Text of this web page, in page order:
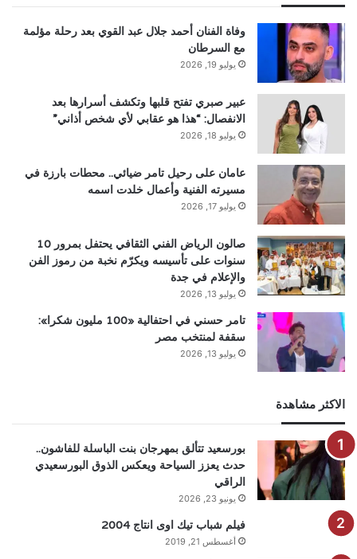
وفاة الفنان أحمد جلال عبد القوي بعد رحلة مؤلمة
مع السرطان
يوليو 19, 2026
عبير صبري تفتح قلبها وتكشف أسرارها بعد
الانفصال: “هذا هو عقابي لأي شخص أذاني”
يوليو 18, 2026
عامان على رحيل تامر ضيائي.. محطات بارزة في
مسيرته الفنية وأعمال خلدت اسمه
يوليو 17, 2026
صالون الرياض الفني الثقافي يحتفل بمرور 10
سنوات على تأسيسه ويكرّم نخبة من رموز الفن
والإعلام في جدة
يوليو 13, 2026
تامر حسني في احتفالية «100 مليون شكرا»:
سقفة لمنتخب مصر
يوليو 13, 2026
الاكثر مشاهدة
بورسعيد تتألق بمهرجان بنت الباسلة للفاشون..
حدث يعزز السياحة ويعكس الذوق البورسعيدي
الراقي
يونيو 23, 2026
فيلم شباب تيك اوى انتاج 2004
أغسطس 21, 2019